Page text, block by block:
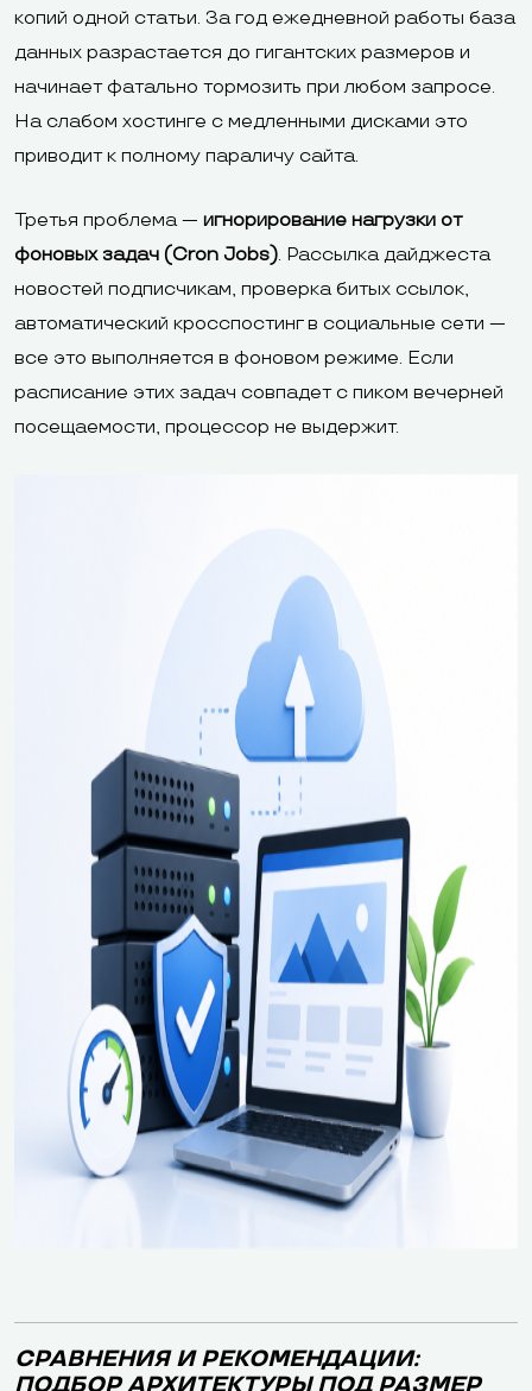
копий одной статьи. За год ежедневной работы база
данных разрастается до гигантских размеров и
начинает фатально тормозить при любом запросе.
На слабом хостинге с медленными дисками это
приводит к полному параличу сайта.
Третья проблема — игнорирование нагрузки от
фоновых задач (Cron Jobs). Рассылка дайджеста
новостей подписчикам, проверка битых ссылок,
автоматический кросспостинг в социальные сети —
все это выполняется в фоновом режиме. Если
расписание этих задач совпадет с пиком вечерней
посещаемости, процессор не выдержит.
СРАВНЕНИЯ И РЕКОМЕНДАЦИИ:
ПОДБОР АРХИТЕКТУРЫ ПОД РАЗМЕР